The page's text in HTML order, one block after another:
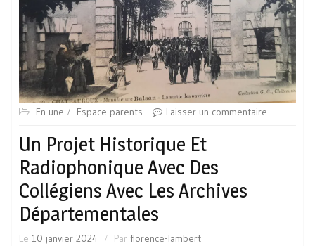
En une Espace parents Laisser un commentaire
Un Projet Historique Et
Radiophonique Avec Des
Collégiens Avec Les Archives
Départementales
Le 10 janvier 2024 Par florence-lambert